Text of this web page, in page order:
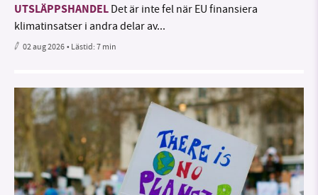
UTSLÄPPSHANDEL Det är inte fel när EU finansiera
klimatinsatser i andra delar av...
02 aug 2026• Lästid:7 min